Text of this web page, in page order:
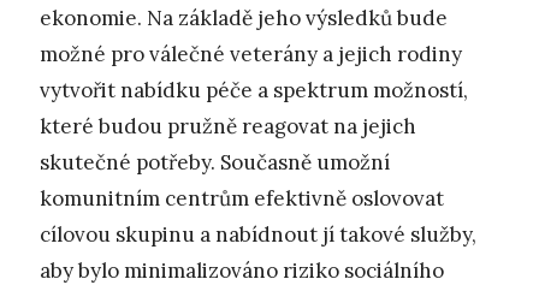
ekonomie. Na základě jeho výsledků bude
možné pro válečné veterány a jejich rodiny
vytvořit nabídku péče a spektrum možností,
které budou pružně reagovat na jejich
skutečné potřeby. Současně umožní
komunitním centrům efektivně oslovovat
cílovou skupinu a nabídnout jí takové služby,
aby bylo minimalizováno riziko sociálního